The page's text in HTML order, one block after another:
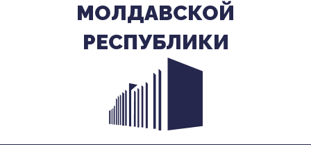
МОЛДАВСКОЙ
РЕСПУБЛИКИ